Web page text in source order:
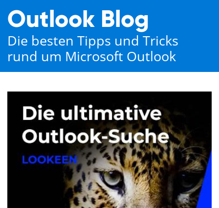
Outlook Blog
Die besten Tipps und Tricks
rund um Microsoft Outlook